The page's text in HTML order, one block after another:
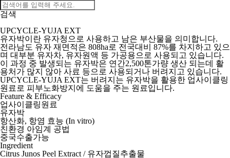
검색
UPCYCLE-YUJA EXT
유자박이란 유자청으로 사용하고 남은 부산물을 의미합니다.
전라남도 유자 재면적은 808ha로 전국대비 87%를 차지하고 있으
며 대부분 유자차, 유자원액 등 가공용으로 사용되고 있습니다.
이 과정 중 발생되는 유자박은 연간2,500톤가량 생산 되는데 활
용처가 많지 않아 사료 등으로 사용되거나 버려지고 있습니다.
UPCYCLE-YUJA EXT는 버려지는 유자박을 활용한 업사이클링
원료로 피부노화방지에 도움을 주는 원료입니다.
Feature & Efficacy
업사이클링원료
유자박
항산화, 항염 효능 (In vitro)
친환경 아임계 공법
중국수출가능
Ingredient
Citrus Junos Peel Extract / 유자껍질추출물